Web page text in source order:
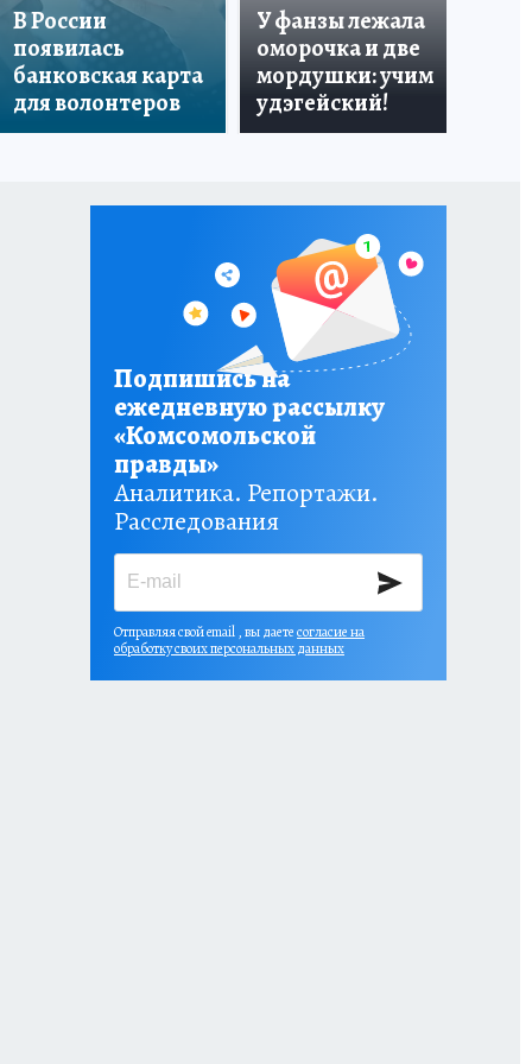
В России
появилась
банковская карта
для волонтеров
У фанзы лежала
оморочка и две
мордушки: учим
удэгейский!
Подпишись на
ежедневную рассылку
«Комсомольской
правды»
Аналитика. Репортажи.
Расследования
Отправляя свой email , вы даетесогласие на
обработку своих персональных данных